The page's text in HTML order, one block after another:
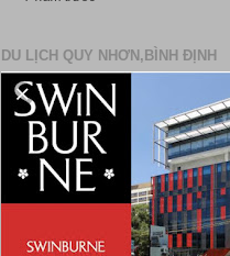
DU LỊCH QUY NHƠN,BÌNH ĐỊNH